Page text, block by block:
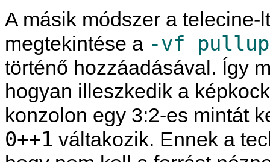
A másik módszer a
megtekintése a -vf pullup
történő hozzáadásával. Így
hogyan illeszkedik a
konzolon egy 3:2-es mintát
0++1 váltakozik. Ennek a